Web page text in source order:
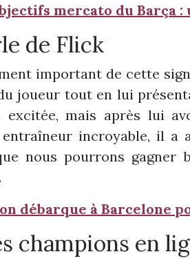
mercato du Barça :
de Flick
important de cette
joueur tout en lui
excitée, mais après lui
entraîneur incroyable, il a
nous pourrons
débarque à Barcelone
champions en